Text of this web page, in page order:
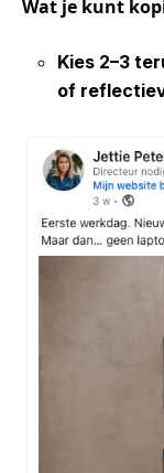
Wat je kunt
Kies 2–3
of